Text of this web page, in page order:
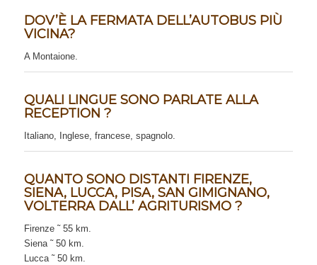
DOV’È LA FERMATA DELL’AUTOBUS PIÙ
VICINA?
A Montaione.
QUALI LINGUE SONO PARLATE ALLA
RECEPTION ?
Italiano, Inglese, francese, spagnolo.
QUANTO SONO DISTANTI FIRENZE,
SIENA, LUCCA, PISA, SAN GIMIGNANO,
VOLTERRA DALL’ AGRITURISMO ?
Firenze ˜ 55 km.
Siena ˜ 50 km.
Lucca ˜ 50 km.